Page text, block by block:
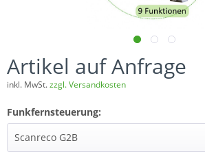
Artikel auf Anfrage
inkl. MwSt.zzgl. Versandkosten
Funkfernsteuerung: